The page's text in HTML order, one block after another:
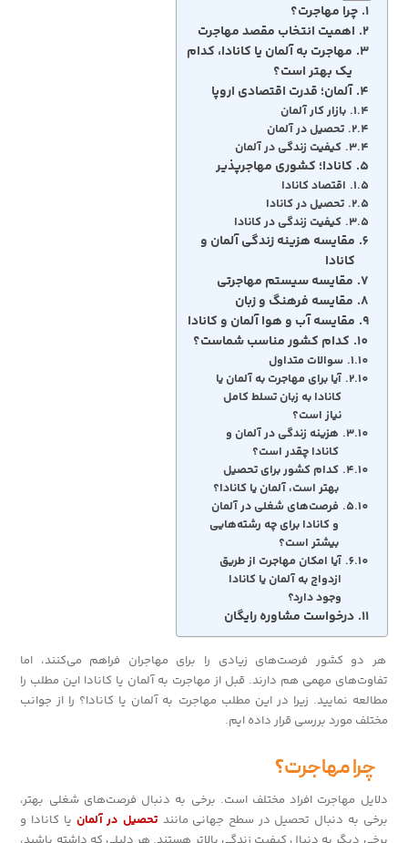
چرا مهاجرت؟
اهمیت انتخاب مقصد مهاجرت
مهاجرت به آلمان یا کانادا، کدام
یک بهتر است؟
آلمان؛ قدرت اقتصادی اروپا
بازار کار آلمان
تحصیل در آلمان
کیفیت زندگی در آلمان
کانادا؛ کشوری مهاجرپذیر
اقتصاد کانادا
تحصیل در کانادا
کیفیت زندگی در کانادا
مقایسه هزینه زندگی آلمان و
کانادا
مقایسه سیستم مهاجرتی
مقایسه فرهنگ و زبان
مقایسه آب و هوا آلمان و کانادا
کدام کشور مناسب شماست؟
سوالات متداول
آیا برای مهاجرت به آلمان یا
کانادا به زبان تسلط کامل
نیاز است؟
هزینه زندگی در آلمان و
کانادا چقدر است؟
کدام کشور برای تحصیل
بهتر است، آلمان یا کانادا؟
فرصت‌های شغلی در آلمان
و کانادا برای چه رشته‌هایی
بیشتر است؟
آیا امکان مهاجرت از طریق
ازدواج به آلمان یا کانادا
وجود دارد؟
درخواست مشاوره رایگان
هر دو کشور فرصت‌های زیادی را برای مهاجران فراهم می‌کنند، اما
تفاوت‌های مهمی هم دارند. قبل از مهاجرت به آلمان یا کانادا این مطلب را
مطالعه نمایید. زیرا در این مطلب مهاجرت به آلمان یا کانادا؟ را از جوانب
مختلف مورد بررسی قرار داده ایم.
چرا مهاجرت؟
دلایل مهاجرت افراد مختلف است. برخی به دنبال فرصت‌های شغلی بهتر،
برخی به دنبال تحصیل در سطح جهانی مانند تحصیل در آلمان یا کانادا و